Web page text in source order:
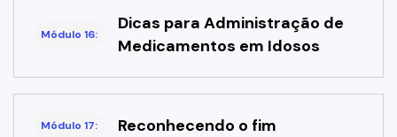
Módulo 16:
Dicas para Administração de
Medicamentos em Idosos
Módulo 17: Reconhecendo o fim